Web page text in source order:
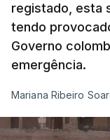
registado, esta
tendo
Governo
emergência.
Mariana Ribeiro